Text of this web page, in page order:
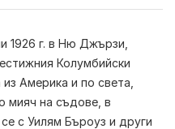
1926 г. в Ню Джързи,
Колумбийски
Америка и по света,
мияч на съдове, в
с Уилям Бъроуз и други